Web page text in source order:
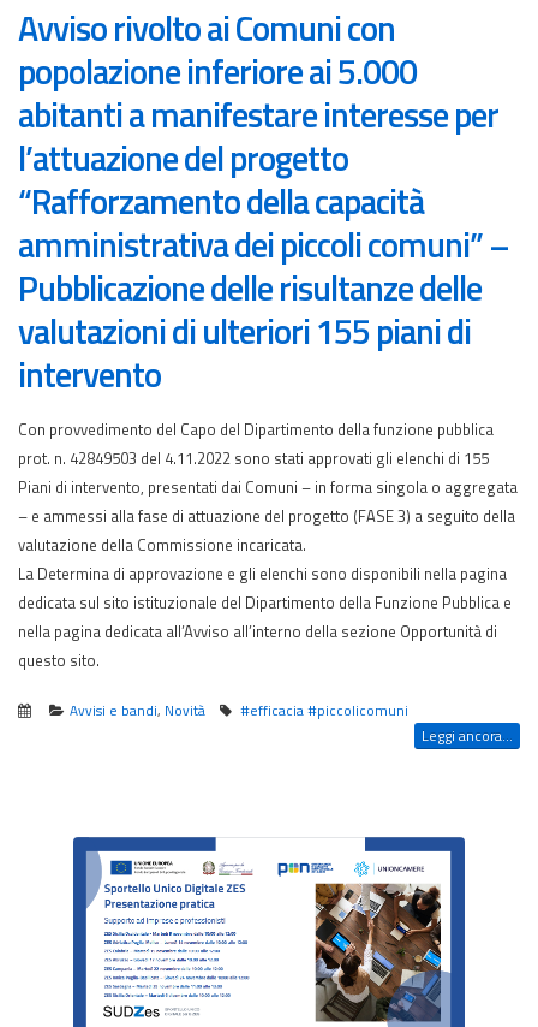
Avviso rivolto ai Comuni con
popolazione inferiore ai 5.000
abitanti a manifestare interesse per
l’attuazione del progetto
“Rafforzamento della capacità
amministrativa dei piccoli comuni” –
Pubblicazione delle risultanze delle
valutazioni di ulteriori 155 piani di
intervento
Con provvedimento del Capo del Dipartimento della funzione pubblica
prot. n. 42849503 del 4.11.2022 sono stati approvati gli elenchi di 155
Piani di intervento, presentati dai Comuni – in forma singola o aggregata
– e ammessi alla fase di attuazione del progetto (FASE 3) a seguito della
valutazione della Commissione incaricata.
La Determina di approvazione e gli elenchi sono disponibili nella pagina
dedicata sul sito istituzionale del Dipartimento della Funzione Pubblica e
nella pagina dedicata all’Avviso all’interno della sezione Opportunità di
questo sito.
Avvisi e bandi, Novità #efficacia #piccolicomuni
Leggi ancora...